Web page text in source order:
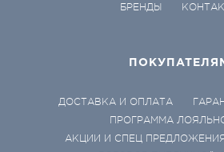
БРЕНДЫ
ДОСТАВКА И ОПЛАТА
ПРОГРАММА
АКЦИИ И СПЕЦ ПРЕДЛОЖЕНИЯ